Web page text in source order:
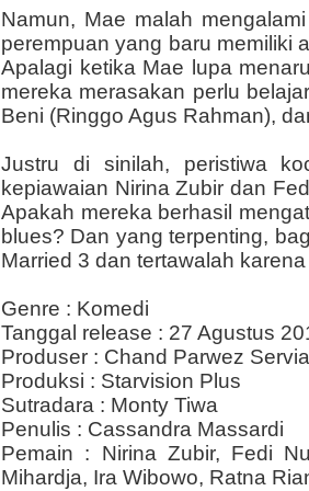
Namun, Mae malah
perempuan yang baru memiliki
Apalagi ketika Mae lupa
mereka merasakan perlu
Beni (Ringgo Agus Rahman),
Justru di sinilah, peristiwa
kepiawaian Nirina Zubir dan
Apakah mereka berhasil
blues? Dan yang terpenting,
Married 3 dan tertawalah
Genre : Komedi
Tanggal release : 27 Agustus
Produser : Chand Parwez Servia
Produksi : Starvision Plus
Sutradara : Monty Tiwa
Penulis : Cassandra Massardi
Pemain : Nirina Zubir, Fedi
Mihardja, Ira Wibowo, Ratna